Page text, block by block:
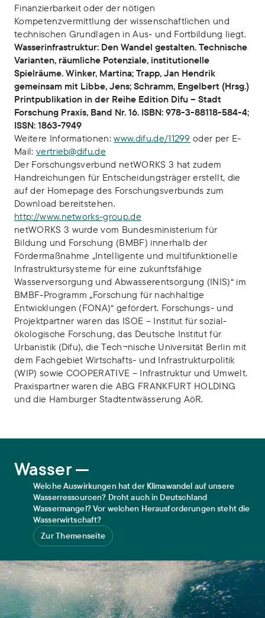
Finanzierbarkeit oder der nötigen
Kompetenzvermittlung der wissenschaftlichen und
technischen Grundlagen in Aus- und Fortbildung liegt.
Wasserinfrastruktur: Den Wandel gestalten. Technische
Varianten, räumliche Potenziale, institutionelle
Spielräume. Winker, Martina; Trapp, Jan Hendrik
gemeinsam mit Libbe, Jens; Schramm, Engelbert (Hrsg.)
Printpublikation in der Reihe Edition Difu – Stadt
Forschung Praxis, Band Nr. 16. ISBN: 978-3-88118-584-4;
ISSN: 1863-7949
Weitere Informationen:www.difu.de/11299 oder per E-
Mail: vertrieb@difu.de
Der Forschungsverbund netWORKS 3 hat zudem
Handreichungen für Entscheidungsträger erstellt, die
auf der Homepage des Forschungsverbunds zum
Download bereitstehen.
http://www.networks-group.de
netWORKS 3 wurde vom Bundesministerium für
Bildung und Forschung (BMBF) innerhalb der
Fördermaßnahme „Intelligente und multifunktionelle
Infrastruktursysteme für eine zukunftsfähige
Wasserversorgung und Abwasserentsorgung (INIS)“ im
BMBF-Programm „Forschung für nachhaltige
Entwicklungen (FONA)“ gefördert. Forschungs- und
Projektpartner waren das ISOE – Institut für sozial-
ökologische Forschung, das Deutsche Institut für
Urbanistik (Difu), die Tech¬nische Universität Berlin mit
dem Fachgebiet Wirtschafts- und Infrastrukturpolitik
(WIP) sowie COOPERATIVE – Infrastruktur und Umwelt.
Praxispartner waren die ABG FRANKFURT HOLDING
und die Hamburger Stadtentwässerung AöR.
Wasser —
Welche Auswirkungen hat der Klimawandel auf unsere
Wasserressourcen? Droht auch in Deutschland
Wassermangel? Vor welchen Herausforderungen steht die
Wasserwirtschaft?
Zur Themenseite